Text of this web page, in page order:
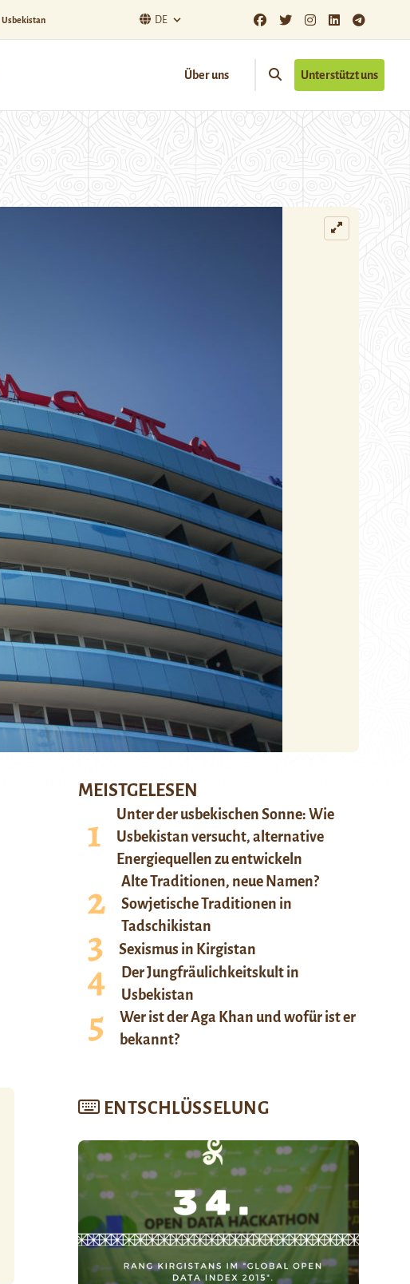
Usbekistan DE
Über uns Unterstützt uns
MEISTGELESEN
Unter der usbekischen Sonne: Wie
Usbekistan versucht, alternative
Energiequellen zu entwickeln
Alte Traditionen, neue Namen?
Sowjetische Traditionen in
Tadschikistan
Sexismus in Kirgistan
Der Jungfräulichkeitskult in
Usbekistan
Wer ist der Aga Khan und wofür ist er
bekannt?
ENTSCHLÜSSELUNG